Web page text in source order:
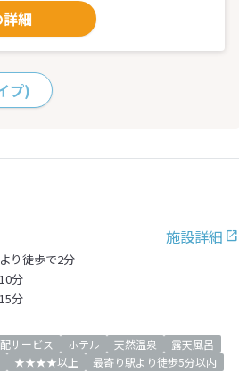
細
プ)
施設詳細
り徒歩で2分
分
分
サービス ホテル 天然温泉
露天風呂
★★★★以上 最寄り駅より徒歩5分以内